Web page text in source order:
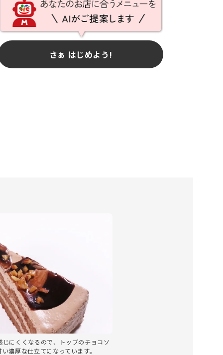
さぁ はじめよう!
じにくくなるので、トップのチョコソ
濃厚な仕立てになっています。